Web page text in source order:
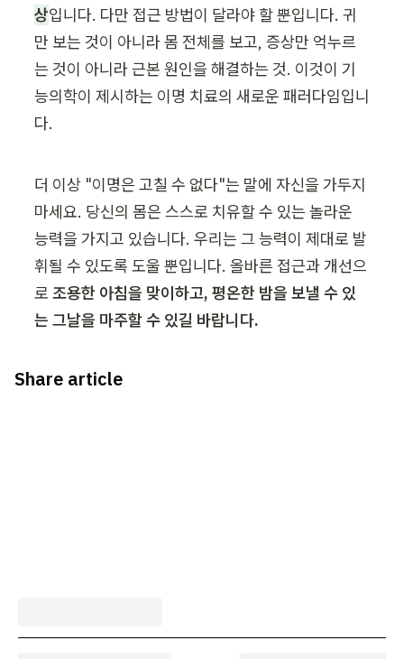
상입니다. 다만 접근 방법이 달라야 할 뿐입니다. 귀
만 보는 것이 아니라 몸 전체를 보고, 증상만 억누르
는 것이 아니라 근본 원인을 해결하는 것. 이것이 기
능의학이 제시하는 이명 치료의 새로운 패러다임입니
다.
더 이상 "이명은 고칠 수 없다"는 말에 자신을 가두지
마세요. 당신의 몸은 스스로 치유할 수 있는 놀라운
능력을 가지고 있습니다. 우리는 그 능력이 제대로 발
휘될 수 있도록 도울 뿐입니다. 올바른 접근과 개선으
로 조용한 아침을 맞이하고, 평온한 밤을 보낼 수 있
는 그날을 마주할 수 있길 바랍니다.
Share article